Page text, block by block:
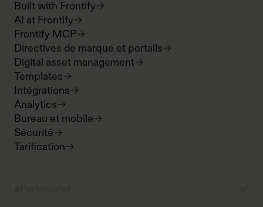
Built with Frontify
AI at Frontify
Frontify MCP
Directives de marque et portails
Digital asset management
Templates
Intégrations
Analytics
Bureau et mobile
Sécurité
Tarification